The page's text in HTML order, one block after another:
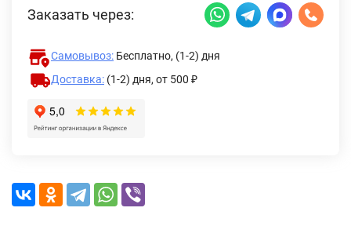
Заказать через:
Самовывоз: Бесплатно, (1-2) дня
Доставка: (1-2) дня, от 500 ₽